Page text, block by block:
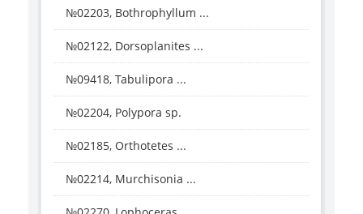
№02203, Bothrophyllum ...
№02122, Dorsoplanites ...
№09418, Tabulipora ...
№02204, Polypora sp.
№02185, Orthotetes ...
№02214, Murchisonia ...